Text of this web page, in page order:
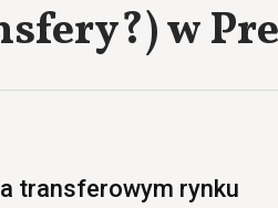
w
transferowym rynku